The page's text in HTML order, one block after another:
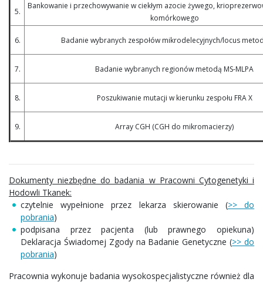
5.
Bankowanie i przechowywanie w ciekłym azocie żywego,
komórkowego
6. Badanie wybranych zespołów mikrodelecyjnych/locus
7. Badanie wybranych regionów metodą MS-MLPA
8. Poszukiwanie mutacji w kierunku zespołu FRA X
9. Array CGH (CGH do mikromacierzy)
Dokumenty niezbędne do badania w Pracowni Cytogenetyki i
Hodowli Tkanek:
czytelnie wypełnione przez lekarza skierowanie (>> do
pobrania)
podpisana przez pacjenta (lub prawnego opiekuna)
Deklaracja Świadomej Zgody na Badanie Genetyczne (>> do
pobrania)
Pracownia wykonuje badania wysokospecjalistyczne również dla